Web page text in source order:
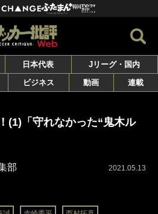
日本代表
Jリーグ・国内
ビジネス 動画 連載
(1)「守れなかった“鬼木ル
部 2021.05.13